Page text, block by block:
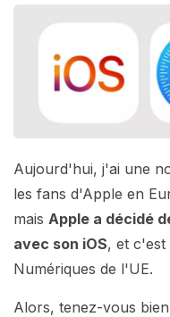
Aujourd'hui, j'ai une
les fans d'Apple en
mais Apple a décidé
avec son iOS, et c'est
Numériques de l'UE.
Alors, tenez-vous